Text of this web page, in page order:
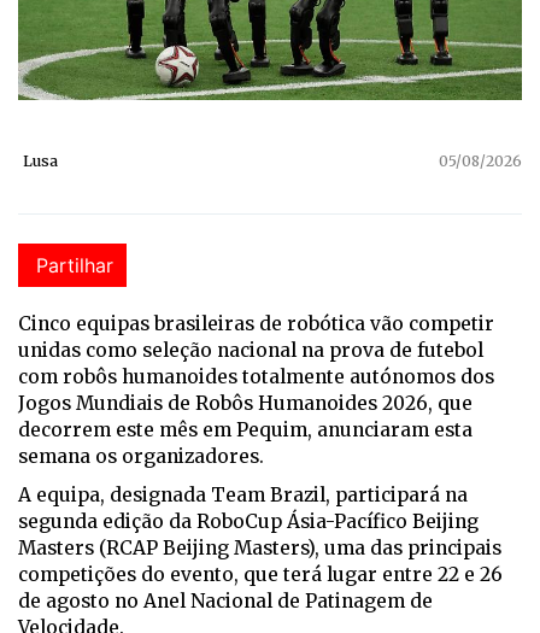
Lusa 05/08/2026
Partilhar
Cinco equipas brasileiras de robótica vão competir
unidas como seleção nacional na prova de futebol
com robôs humanoides totalmente autónomos dos
Jogos Mundiais de Robôs Humanoides 2026, que
decorrem este mês em Pequim, anunciaram esta
semana os organizadores.
A equipa, designada Team Brazil, participará na
segunda edição da RoboCup Ásia-Pacífico Beijing
Masters (RCAP Beijing Masters), uma das principais
competições do evento, que terá lugar entre 22 e 26
de agosto no Anel Nacional de Patinagem de
Velocidade.